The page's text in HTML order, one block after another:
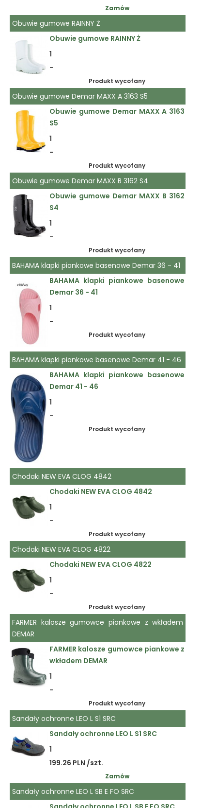
Zamów
Obuwie gumowe RAINNY Ż
Obuwie gumowe RAINNY Ż
1
-
Produkt wycofany
Obuwie gumowe Demar MAXX A 3163 S5
Obuwie gumowe Demar MAXX A 3163
S5
1
-
Produkt wycofany
Obuwie gumowe Demar MAXX B 3162 S4
Obuwie gumowe Demar MAXX B 3162
S4
1
-
Produkt wycofany
BAHAMA klapki piankowe basenowe Demar 36 - 41
BAHAMA klapki piankowe basenowe
Demar 36 - 41
1
-
Produkt wycofany
BAHAMA klapki piankowe basenowe Demar 41 - 46
BAHAMA klapki piankowe basenowe
Demar 41 - 46
1
-
Produkt wycofany
Chodaki NEW EVA CLOG 4842
Chodaki NEW EVA CLOG 4842
1
-
Produkt wycofany
Chodaki NEW EVA CLOG 4822
Chodaki NEW EVA CLOG 4822
1
-
Produkt wycofany
FARMER kalosze gumowce piankowe z wkładem
DEMAR
FARMER kalosze gumowce piankowe z
wkładem DEMAR
1
-
Produkt wycofany
Sandały ochronne LEO L S1 SRC
Sandały ochronne LEO L S1 SRC
1
199.26 PLN /szt.
Zamów
Sandały ochronne LEO L SB E FO SRC